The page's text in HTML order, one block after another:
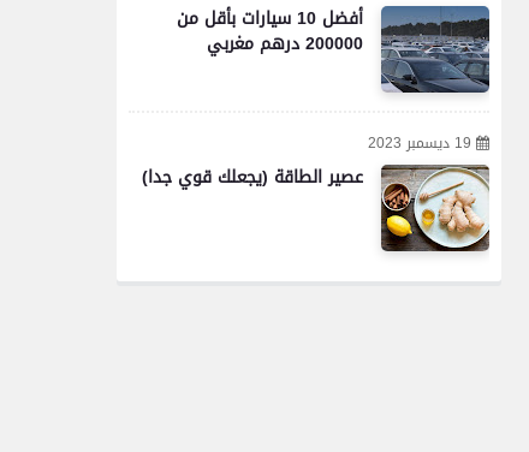
أفضل 10 سيارات بأقل من
200000 درهم مغربي
19 ديسمبر 2023
عصير الطاقة (يجعلك قوي جدا)